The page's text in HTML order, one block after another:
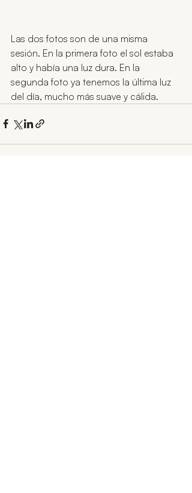
Las dos fotos son de una misma
sesión. En la primera foto el sol estaba
alto y había una luz dura. En la
segunda foto ya tenemos la última luz
del día, mucho más suave y cálida.